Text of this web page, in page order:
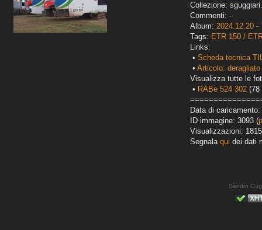
Collezione:
Commenti: -
Album: 2024.12.20 -
Tags: ETR 150 /
Links:
• Scheda tecnica
• Articolo:
Visualizza tutte le
• RABe 524 302 (78
Data di
ID immagine: 3093 (
Visualizzazioni: 1815
Segnala qui dei dati
Sandro